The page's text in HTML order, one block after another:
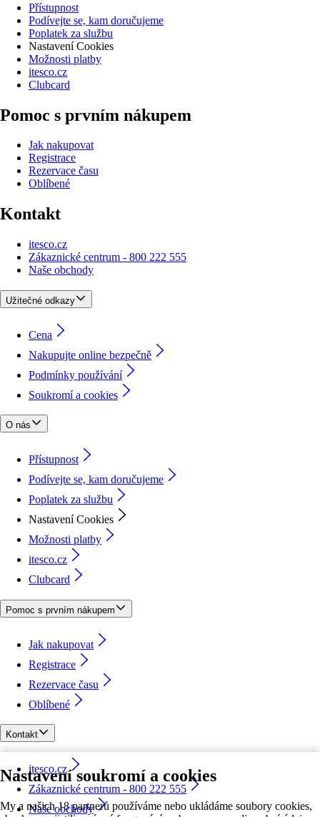
Nastavení soukromí a cookies
My a našich 18 partnerů používáme nebo ukládáme soubory cookies,
Přístupnost
Podívejte se, kam doručujeme
Poplatek za službu
Nastavení Cookies
Možnosti platby
itesco.cz
Clubcard
Pomoc s prvním nákupem
Jak nakupovat
Registrace
Rezervace času
Oblíbené
Kontakt
itesco.cz
Zákaznické centrum - 800 222 555
Naše obchody
Užitečné odkazy
Cena
Nakupujte online bezpečně
Podmínky používání
Soukromí a cookies
O nás
Přístupnost
Podívejte se, kam doručujeme
Poplatek za službu
Nastavení Cookies
Možnosti platby
itesco.cz
Clubcard
Pomoc s prvním nákupem
Jak nakupovat
Registrace
Rezervace času
Oblíbené
Kontakt
itesco.cz
Zákaznické centrum - 800 222 555
Naše obchody